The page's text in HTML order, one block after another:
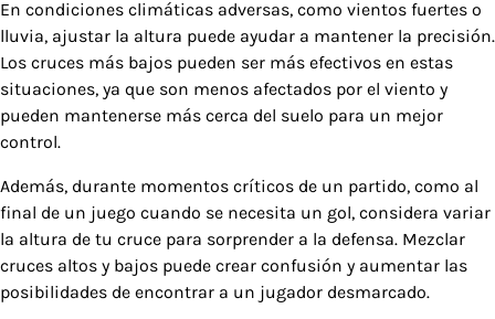
En condiciones climáticas adversas, como vientos fuertes o
lluvia, ajustar la altura puede ayudar a mantener la precisión.
Los cruces más bajos pueden ser más efectivos en estas
situaciones, ya que son menos afectados por el viento y
pueden mantenerse más cerca del suelo para un mejor
control.
Además, durante momentos críticos de un partido, como al
final de un juego cuando se necesita un gol, considera variar
la altura de tu cruce para sorprender a la defensa. Mezclar
cruces altos y bajos puede crear confusión y aumentar las
posibilidades de encontrar a un jugador desmarcado.